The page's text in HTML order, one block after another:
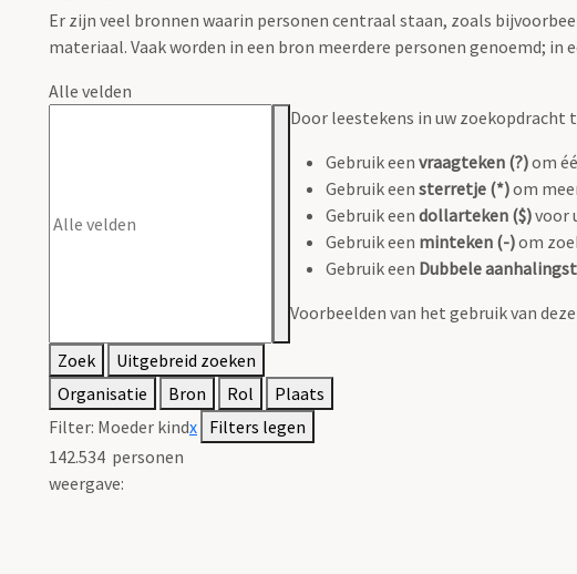
Er zijn veel bronnen waarin personen centraal staan, zoals
materiaal. Vaak worden in een bron meerdere personen genoemd;
Alle velden
Door leestekens in uw zoekopdracht
Gebruik een vraagteken (?)om
Gebruik een sterretje (*)om
Gebruik een dollarteken ($)voor
Gebruik een minteken (-)om
Gebruik een Dubbele
Voorbeelden van het gebruik van
Zoek
Uitgebreid zoeken
Organisatie
Bron Rol
Plaats
Filter: Moeder kindx Filters legen
142.534 personen
weergave: